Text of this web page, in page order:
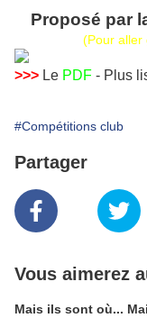
Proposé par
(Pour aller
>>> Le PDF - Plus
#Compétitions club
Partager
Vous aimerez
Mais ils sont où...